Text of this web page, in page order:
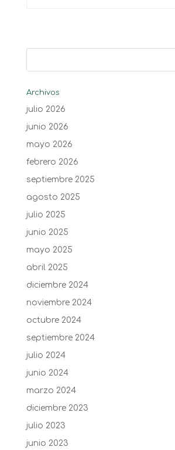
Archivos
julio 2026
junio 2026
mayo 2026
febrero 2026
septiembre 2025
agosto 2025
julio 2025
junio 2025
mayo 2025
abril 2025
diciembre 2024
noviembre 2024
octubre 2024
septiembre 2024
julio 2024
junio 2024
marzo 2024
diciembre 2023
julio 2023
junio 2023